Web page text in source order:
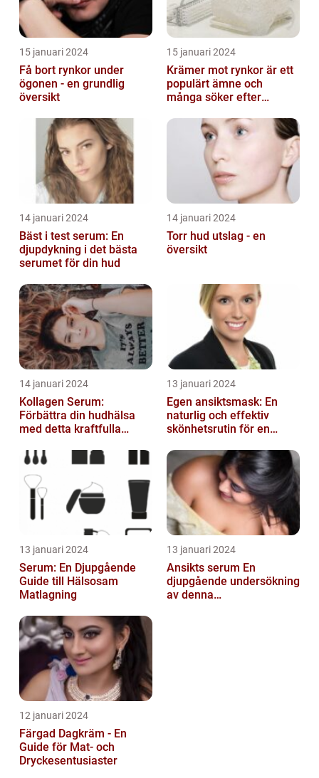
15 januari 2024
Få bort rynkor under
ögonen - en grundlig
översikt
15 januari 2024
Krämer mot rynkor är ett
populärt ämne och
många söker efter
fungerar
14 januari 2024
Bäst i test serum: En
djupdykning i det bästa
serumet för din hud
14 januari 2024
Torr hud utslag - en
översikt
14 januari 2024
Kollagen Serum:
Förbättra din hudhälsa
med detta kraftfulla
13 januari 2024
Egen ansiktsmask: En
naturlig och effektiv
skönhetsrutin för en
13 januari 2024
Serum: En Djupgående
Guide till Hälsosam
Matlagning
13 januari 2024
Ansikts serum En
djupgående undersökning
av denna
12 januari 2024
Färgad Dagkräm - En
Guide för Mat- och
Dryckesentusiaster